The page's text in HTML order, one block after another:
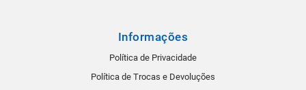
Informações
Política de Privacidade
Política de Trocas e Devoluções